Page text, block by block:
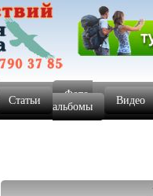
Статьи
Фото-
альбомы
Видео